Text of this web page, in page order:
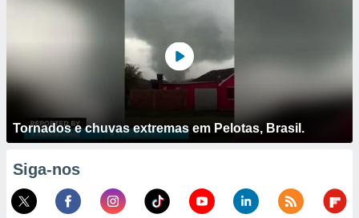
Tornados e chuvas extremas em Pelotas, Brasil.
Siga-nos